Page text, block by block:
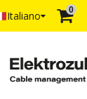
Italiano 0